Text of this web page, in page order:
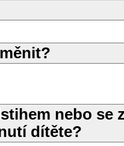
nebo se
dítěte?